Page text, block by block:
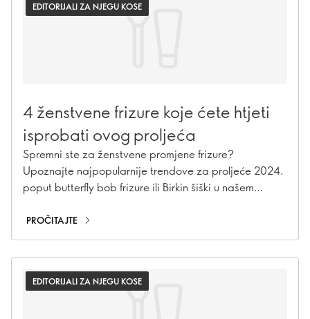
EDITORIJALI ZA NJEGU KOSE
4 ženstvene frizure koje ćete htjeti
isprobati ovog proljeća
Spremni ste za ženstvene promjene frizure?
Upoznajte najpopularnije trendove za proljeće 2024.
poput butterfly bob frizure ili Birkin šiški u našem
PROČITAJTE
EDITORIJALI ZA NJEGU KOSE